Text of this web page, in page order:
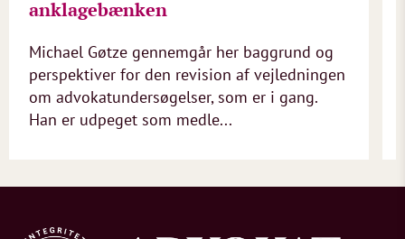
anklagebænken
Michael Gøtze gennemgår her baggrund og
perspektiver for den revision af vejledningen
om advokatundersøgelser, som er i gang.
Han er udpeget som medle...